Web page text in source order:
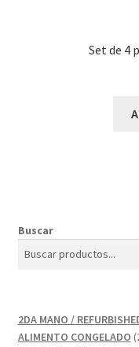
Set de 4
Buscar
2DA MANO /
ALIMENTO CONGELADO